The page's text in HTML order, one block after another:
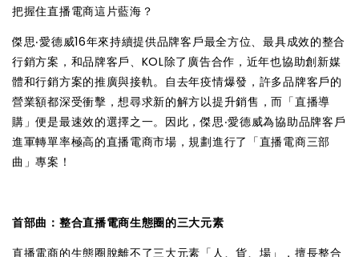
把握住直播電商這片藍海？
傑思‧愛德威16年來持續提供品牌客戶最全方位、最具成效的整合
行銷方案，和品牌客戶、KOL除了廣告合作，近年也協助創新媒
體和行銷方案的推廣與接軌。自去年疫情爆發，許多品牌客戶的
營業額都深受衝擊，想尋求新的解方以提升銷售，而「直播導
購」便是最速效的選擇之一。因此，傑思‧愛德威為協助品牌客戶
進軍轉單率極高的直播電商市場，規劃進行了「直播電商三部
曲」專案！
首部曲：整合直播電商生態圈的三大元素
直播電商的生態圈脫離不了三大元素「人、貨、場」，擅長整合